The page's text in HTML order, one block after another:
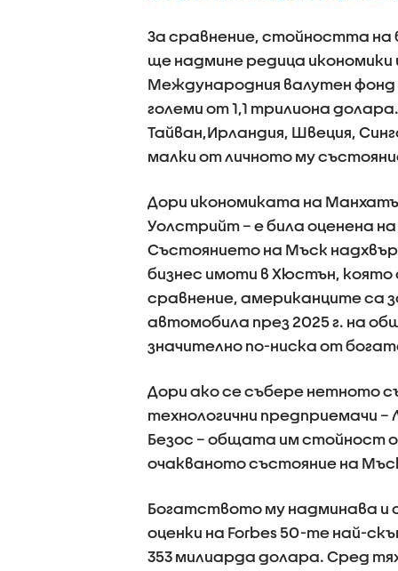
За сравнение, стойността на
ще надмине редица
Международния валутен
големи от 1,1 трилиона
Тайван,Ирландия, Швеция,
малки от личното му
Дори икономиката на
Уолстрийт – е била оценена
Състоянието на Мъск
бизнес имоти в Хюстън, която
сравнение, американците са
автомобила през 2025 г. на
значително по-ниска от
Дори ако се събере нетното
технологични предприемачи
Безос – общата им стойност
очакваното състояние на
Богатството му надминава и
оценки на Forbes 50-те най-
353 милиарда долара. Сред